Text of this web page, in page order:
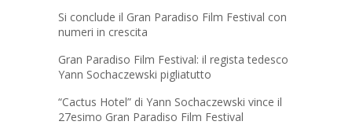
Si conclude il Gran Paradiso Film Festival con
numeri in crescita
Gran Paradiso Film Festival: il regista tedesco
Yann Sochaczewski pigliatutto
“Cactus Hotel” di Yann Sochaczewski vince il
27esimo Gran Paradiso Film Festival